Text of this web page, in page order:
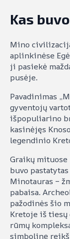
Kas
Mino
aplinkinėse
ji pasiekė
pusėje.
Pavadinimas
gyventojų
išpopuliarino
kasinėjęs
legendinio
Graikų mituose
buvo
Minotauras –
pabaisa.
pažodinės šio
Kretoje iš
rūmų
simbolinę